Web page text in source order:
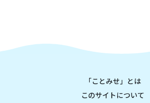
「ことみせ」とは
このサイトについて